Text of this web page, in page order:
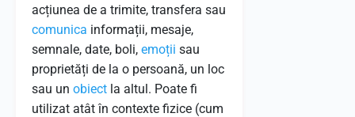
acțiunea de a trimite, transfera sau
comunica informații, mesaje,
semnale, date, boli, emoții sau
proprietăți de la o persoană, un loc
sau un obiect la altul. Poate fi
utilizat atât în contexte fizice (cum